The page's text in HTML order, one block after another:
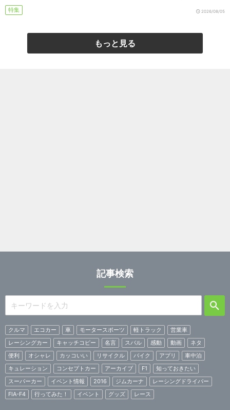
特集 2026/08/05
もっと見る
記事検索
クルマ エコカー 車 モータースポーツ 軽トラック
営業車
レーシングカー
キャッチコピー 名言 スバル 感動 動画
ネタ
便利
オシャレ カッコいい リサイクル バイク アプリ
車中泊
キュレーション
コンセプトカー アーカイブ F1
知っておきたい
スーパーカー
イベント情報 2016 ジムカーナ
レーシングドライバー
FIA-F4
行ってみた！ イベント グッズ レース